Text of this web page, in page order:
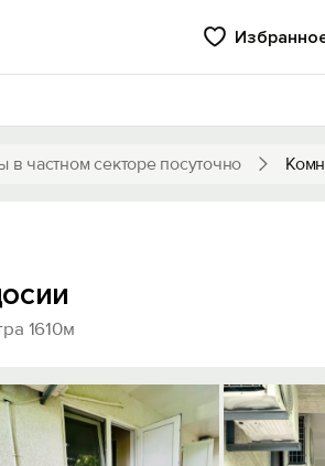
в частном секторе посуточно
1610м